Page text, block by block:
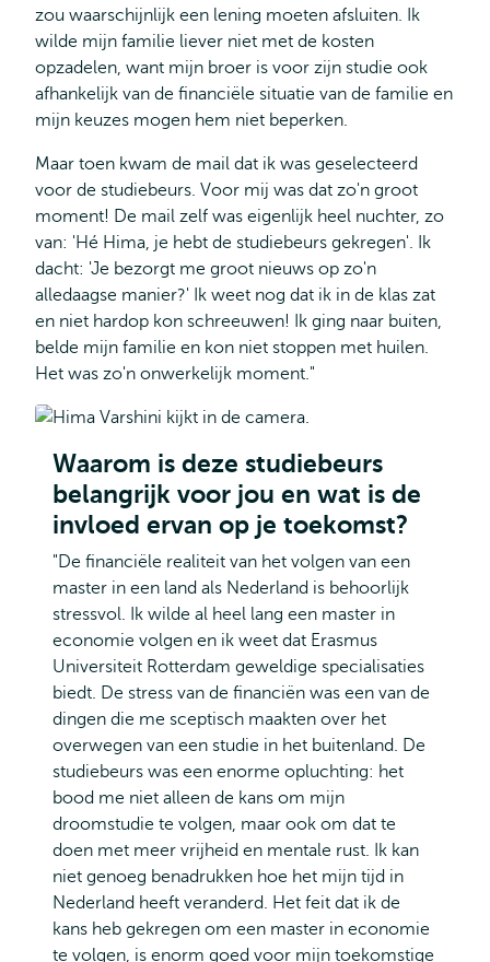
zou waarschijnlijk een lening moeten afsluiten. Ik
wilde mijn familie liever niet met de kosten
opzadelen, want mijn broer is voor zijn studie ook
afhankelijk van de financiële situatie van de familie en
mijn keuzes mogen hem niet beperken.
Maar toen kwam de mail dat ik was geselecteerd
voor de studiebeurs. Voor mij was dat zo'n groot
moment! De mail zelf was eigenlijk heel nuchter, zo
van: 'Hé Hima, je hebt de studiebeurs gekregen'. Ik
dacht: 'Je bezorgt me groot nieuws op zo'n
alledaagse manier?' Ik weet nog dat ik in de klas zat
en niet hardop kon schreeuwen! Ik ging naar buiten,
belde mijn familie en kon niet stoppen met huilen.
Het was zo'n onwerkelijk moment."
Waarom is deze studiebeurs
belangrijk voor jou en wat is de
invloed ervan op je toekomst?
"De financiële realiteit van het volgen van een
master in een land als Nederland is behoorlijk
stressvol. Ik wilde al heel lang een master in
economie volgen en ik weet dat Erasmus
Universiteit Rotterdam geweldige specialisaties
biedt. De stress van de financiën was een van de
dingen die me sceptisch maakten over het
overwegen van een studie in het buitenland. De
studiebeurs was een enorme opluchting: het
bood me niet alleen de kans om mijn
droomstudie te volgen, maar ook om dat te
doen met meer vrijheid en mentale rust. Ik kan
niet genoeg benadrukken hoe het mijn tijd in
Nederland heeft veranderd. Het feit dat ik de
kans heb gekregen om een master in economie
te volgen, is enorm goed voor mijn toekomstige